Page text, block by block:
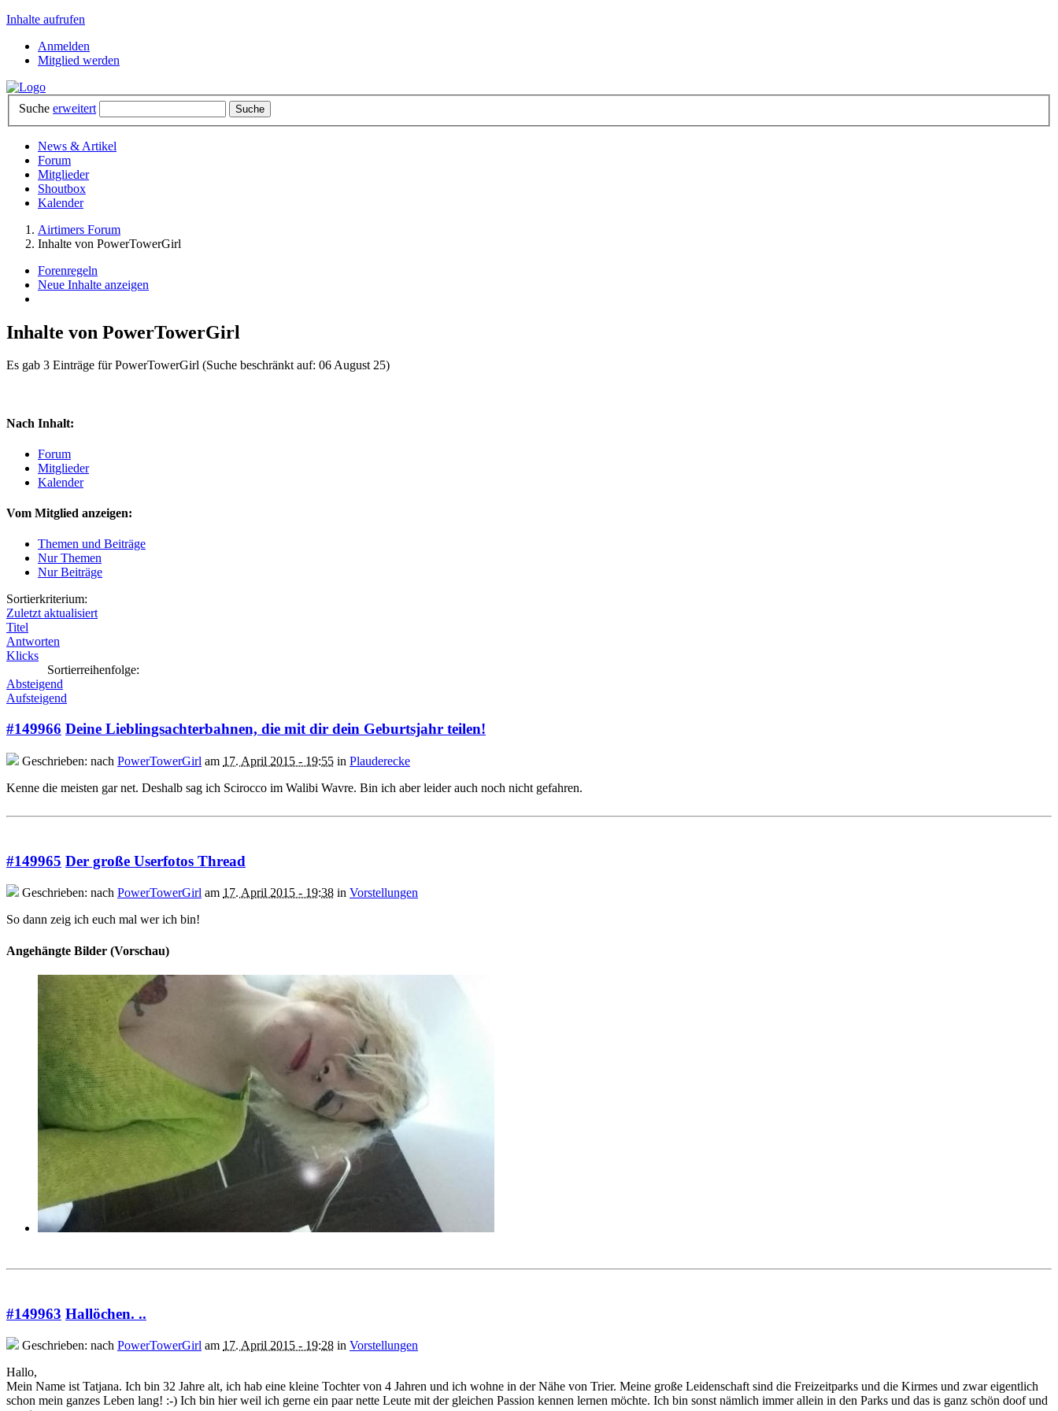
Inhalte aufrufen
Anmelden
Mitglied werden
Suche erweitert
News & Artikel
Forum
Mitglieder
Shoutbox
Kalender
Airtimers Forum
Inhalte von PowerTowerGirl
Forenregeln
Neue Inhalte anzeigen
Inhalte von PowerTowerGirl
Es gab 3 Einträge für PowerTowerGirl (Suche beschränkt auf: 06 August 25)
Nach Inhalt:
Forum
Mitglieder
Kalender
Vom Mitglied anzeigen:
Themen und Beiträge
Nur Themen
Nur Beiträge
Sortierkriterium:
Zuletzt aktualisiert
Titel
Antworten
Klicks
Sortierreihenfolge:
Absteigend
Aufsteigend
#149966 Deine Lieblingsachterbahnen, die mit dir dein Geburtsjahr teilen!
Geschrieben: nach PowerTowerGirl am 17. April 2015 - 19:55 in Plauderecke
Kenne die meisten gar net. Deshalb sag ich Scirocco im Walibi Wavre. Bin ich aber leider auch noch nicht gefahren.
#149965 Der große Userfotos Thread
Geschrieben: nach PowerTowerGirl am 17. April 2015 - 19:38 in Vorstellungen
So dann zeig ich euch mal wer ich bin!
Angehängte Bilder (Vorschau)
#149963 Hallöchen. ..
Geschrieben: nach PowerTowerGirl am 17. April 2015 - 19:28 in Vorstellungen
Hallo,
Mein Name ist Tatjana. Ich bin 32 Jahre alt, ich hab eine kleine Tochter von 4 Jahren und ich wohne in der Nähe von Trier. Meine große Leidenschaft sind die Freizeitparks und die Kirmes und zwar eigentlich
schon mein ganzes Leben lang! :-) Ich bin hier weil ich gerne ein paar nette Leute mit der gleichen Passion kennen lernen möchte. Ich bin sonst nämlich immer allein in den Parks und das is ganz schön doof und